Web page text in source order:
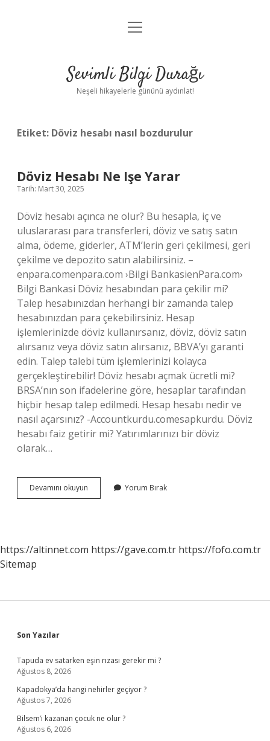
Anasayfa
Yasal Uyarı
menüyü
Sevimli Bilgi Durağı
Neşeli hikayelerle gününü aydınlat!
Etiket: Döviz hesabı nasıl bozdurulur
Döviz Hesabı Ne Işe Yarar
Tarih: Mart 30, 2025
Döviz hesabı açınca ne olur? Bu hesapla, iç ve
uluslararası para transferleri, döviz ve satış satın
alma, ödeme, giderler, ATM’lerin geri çekilmesi, geri
çekilme ve depozito satın alabilirsiniz. –
enpara.comenpara.com ›Bilgi BankasienPara.com›
Bilgi Bankasi Döviz hesabından para çekilir mi?
Talep hesabınızdan herhangi bir zamanda talep
hesabınızdan para çekebilirsiniz. Hesap
işlemlerinizde döviz kullanırsanız, döviz, döviz satın
alırsanız veya döviz satın alırsanız, BBVA’yı garanti
edin. Talep talebi tüm işlemlerinizi kolayca
gerçekleştirebilir! Döviz hesabı açmak ücretli mi?
BRSA’nın son ifadelerine göre, hesaplar tarafından
hiçbir hesap talep edilmedi. Hesap hesabı nedir ve
nasıl açarsınız? -Accountkurdu.comesapkurdu. Döviz
hesabı faiz getirir mi? Yatırımlarınızı bir döviz
olarak…
Devamını okuyun
Hesabı
Yorum Bırak
https://altinnet.com https://gave.com.tr https://fofo.com.tr
Sitemap
Sidebar
Son Yazılar
Tapuda ev satarken eşin rızası gerekir mi ?
Ağustos 8, 2026
Kapadokya’da hangi nehirler geçiyor ?
Ağustos 7, 2026
Bilsem’i kazanan çocuk ne olur ?
Ağustos 6, 2026